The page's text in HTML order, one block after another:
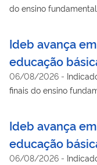
do ensino
Ideb avança
educação
06/08/2026 -
finais do ensino
Ideb avança
educação
06/08/2026 -